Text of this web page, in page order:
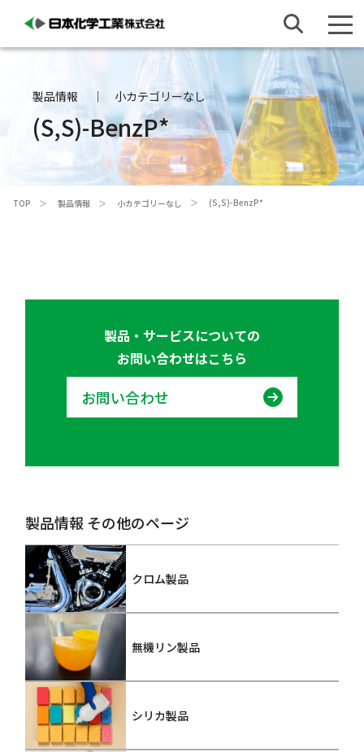
製品情報 小カテゴリーなし
(S,S)-BenzP*
TOP 製品情報 小カテゴリーなし (S,S)-BenzP*
製品・サービスについての
お問い合わせはこちら
お問い合わせ
製品情報 その他のページ
クロム製品
無機リン製品
シリカ製品